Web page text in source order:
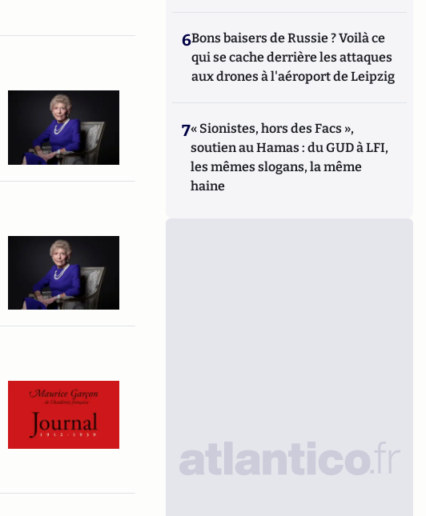
6Bons baisers de Russie ? Voilà ce
qui se cache derrière les attaques
aux drones à l'aéroport de Leipzig
7« Sionistes, hors des Facs »,
soutien au Hamas : du GUD à LFI,
les mêmes slogans, la même
haine